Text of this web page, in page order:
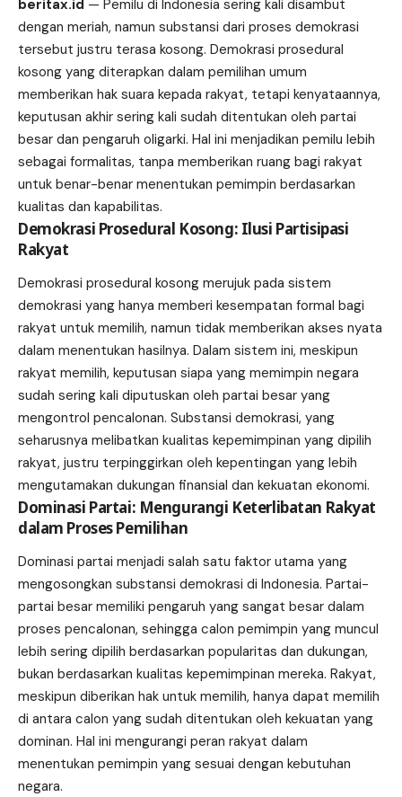
beritax.id — Pemilu di Indonesia sering kali disambut
dengan meriah, namun substansi dari proses demokrasi
tersebut justru terasa kosong. Demokrasi prosedural
kosong yang diterapkan dalam pemilihan umum
memberikan hak suara kepada rakyat, tetapi kenyataannya,
keputusan akhir sering kali sudah ditentukan oleh partai
besar dan pengaruh oligarki. Hal ini menjadikan pemilu lebih
sebagai formalitas, tanpa memberikan ruang bagi rakyat
untuk benar-benar menentukan pemimpin berdasarkan
kualitas dan kapabilitas.
Demokrasi Prosedural Kosong: Ilusi Partisipasi
Rakyat
Demokrasi prosedural kosong merujuk pada sistem
demokrasi yang hanya memberi kesempatan formal bagi
rakyat untuk memilih, namun tidak memberikan akses nyata
dalam menentukan hasilnya. Dalam sistem ini, meskipun
rakyat memilih, keputusan siapa yang memimpin negara
sudah sering kali diputuskan oleh partai besar yang
mengontrol pencalonan. Substansi demokrasi, yang
seharusnya melibatkan kualitas kepemimpinan yang dipilih
rakyat, justru terpinggirkan oleh kepentingan yang lebih
mengutamakan dukungan finansial dan kekuatan ekonomi.
Dominasi Partai: Mengurangi Keterlibatan Rakyat
dalam Proses Pemilihan
Dominasi partai menjadi salah satu faktor utama yang
mengosongkan substansi demokrasi di Indonesia. Partai-
partai besar memiliki pengaruh yang sangat besar dalam
proses pencalonan, sehingga calon pemimpin yang muncul
lebih sering dipilih berdasarkan popularitas dan dukungan,
bukan berdasarkan kualitas kepemimpinan mereka. Rakyat,
meskipun diberikan hak untuk memilih, hanya dapat memilih
di antara calon yang sudah ditentukan oleh kekuatan yang
dominan. Hal ini mengurangi peran rakyat dalam
menentukan pemimpin yang sesuai dengan kebutuhan
negara.